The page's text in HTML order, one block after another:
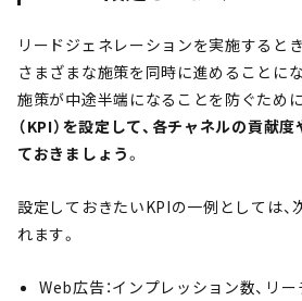
リードジェネレーションを実施すると
さまざまな施策を同時に進めることに
施策が中途半端になることを防ぐために
（KPI）を設定して、各チャネルの貢献
ておきましょう。
設定しておきたいKPIの一例としては、
れます。
Web広告：インプレッション数、リー